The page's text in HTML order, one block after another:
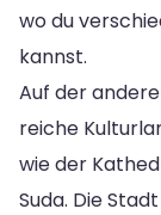
wo du
kannst.
Auf der
reiche
wie der
Suda. Die